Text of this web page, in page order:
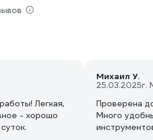
Легкая,
- хорошо
Михаил У.
25.03.2025г.
Проверена
Много